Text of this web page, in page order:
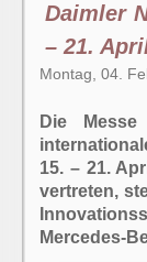
Daimler
– 21.
Montag, 04.
Die
15. – 21.
vertreten,
Mercedes-